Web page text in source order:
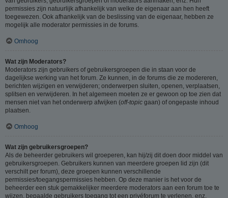
permissies zijn natuurlijk afhankelijk van welke de eigenaar aan hen heeft
toegewezen. Ook afhankelijk van de beslissing van de eigenaar, hebben ze
mogelijk alle moderator permissies in de forums.
Omhoog
Wat zijn Moderators?
Moderators zijn gebruikers of gebruikersgroepen die in staan voor de
dagelijkse werking van het forum. Ze kunnen, in de forums die ze modereren,
berichten wijzigen en verwijderen; onderwerpen sluiten, openen, verplaatsen,
splitsen en verwijderen. In het algemeen moeten ze er gewoon op toe zien dat
mensen niet van het onderwerp afwijken (off-topic gaan) of ongepaste inhoud
plaatsen.
Omhoog
Wat zijn gebruikersgroepen?
Als de beheerder gebruikers wil groeperen, kan hij/zij dit doen door middel van
gebruikersgroepen. Gebruikers kunnen van meerdere groepen lid zijn (dit
verschilt per forum), deze groepen kunnen verschillende
permissies/toegangspermissies hebben. Op deze manier is het voor de
beheerder een stuk gemakkelijker meerdere moderators aan een forum toe te
wijzen, bepaalde gebruikers toegang tot een privéforum te verlenen, enz.